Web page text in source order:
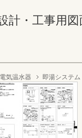
計・工事用
気温水器 即湯システム